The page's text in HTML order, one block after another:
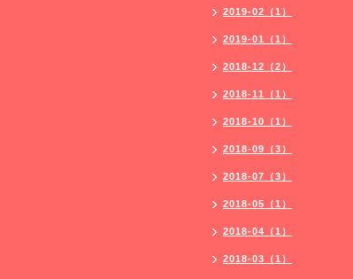
2019-02（1）
2019-01（1）
2018-12（2）
2018-11（1）
2018-10（1）
2018-09（3）
2018-07（3）
2018-05（1）
2018-04（1）
2018-03（1）